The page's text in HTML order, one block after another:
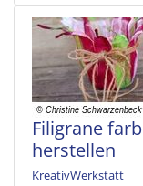
Filigrane
herstellen
KreativWerkstatt